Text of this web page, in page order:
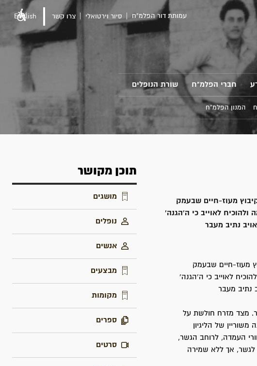
עמותת דור הפלמ"ח סיור וירטואלי צרו קשר English
חברי הפלמ"ח שורת הנופלים
המנון הפלמ"ח
לקיבוץ מעוז-חיים שבעמק
לאוייב כי ה'הגנה'
נתיב מעבר
לקיבוץ מעוז-חיים שבעמק
לאוייב כי ה'הגנה'
נתיב מעבר
מצד מזרח חולשת על
של הליגיון
עמדת שקים ובה 3-2 זקיפים. מאחורי העמדה, לרוחב הגשר,
מכס ומחסום חביות נמצאים 50 מ' ממערב לגשר, אך ללא שמירה
תוכן מקושר
מושגים
נופלים
אנשים
מבצעים
מקומות
ספרים
סרטים